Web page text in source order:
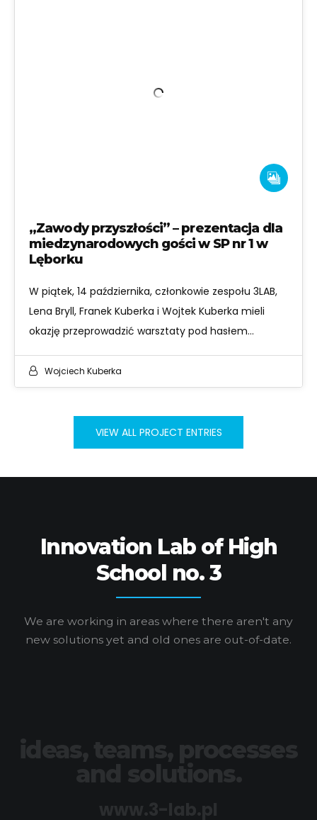
„Zawody przyszłości” – prezentacja dla
miedzynarodowych gości w SP nr 1 w
Lęborku
W piątek, 14 października, członkowie zespołu 3LAB,
Lena Bryll, Franek Kuberka i Wojtek Kuberka mieli
okazję przeprowadzić warsztaty pod hasłem…
Wojciech Kuberka
VIEW ALL PROJECT ENTRIES
Innovation Lab of High
School no. 3
We are working in areas where there aren't any
new solutions yet and old ones are out-of-date.